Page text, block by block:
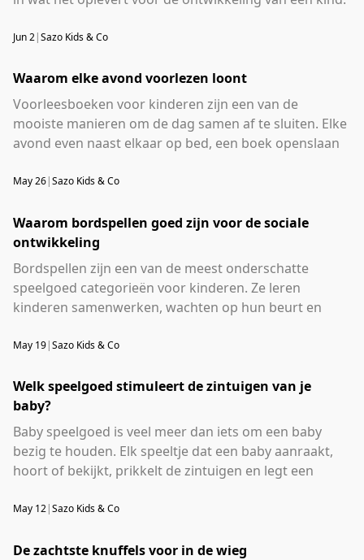
tot een uitdagende puzzel van honderd stukjes voor
de juiste puzzel voor de juiste leeftijd? Bij
Sazo Kids & Covind je kinderpuzzels voor elke
leeftijdsfase.
Jun 2|Sazo Kids & Co
Waarom elke avond voorlezen loont
Voorleesboeken voor kinderen zijn een van de
mooiste manieren om de dag samen af te sluiten. Elke
avond even naast elkaar op bed, een boek openslaan
effect. Voorlezen stimuleert de taalontwikkeling, de
begint al bij de allereerste levensmaanden. Bij
Sazo Kids & Co
en elke leeftijd.
May 26|Sazo Kids & Co
Waarom bordspellen goed zijn voor de sociale
ontwikkeling
Bordspellen zijn een van de meest onderschatte
speelgoed categorieën voor kinderen. Ze leren
kinderen samenwerken, wachten op hun beurt en
vaardigheden die een kind het hele leven bijblijven.
dan vertier alleen. Het is een echte oefening in sociale
intelligentie. Bij
Sazo Kids & Covind je leuke bordspellen voor elk kind
en elke leeftijd.
May 19|Sazo Kids & Co
Welk speelgoed stimuleert de zintuigen van je
baby?
Baby speelgoed is veel meer dan iets om een baby
bezig te houden. Elk speeltje dat een baby aanraakt,
hoort of bekijkt, prikkelt de zintuigen en legt een
in de allereerste weken na de geboorte. Welk
veel ouders mee worstelen. Bij
May 12|Sazo Kids & Co
De zachtste knuffels voor in de wieg